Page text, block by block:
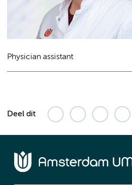
Physician assistant
Deel dit